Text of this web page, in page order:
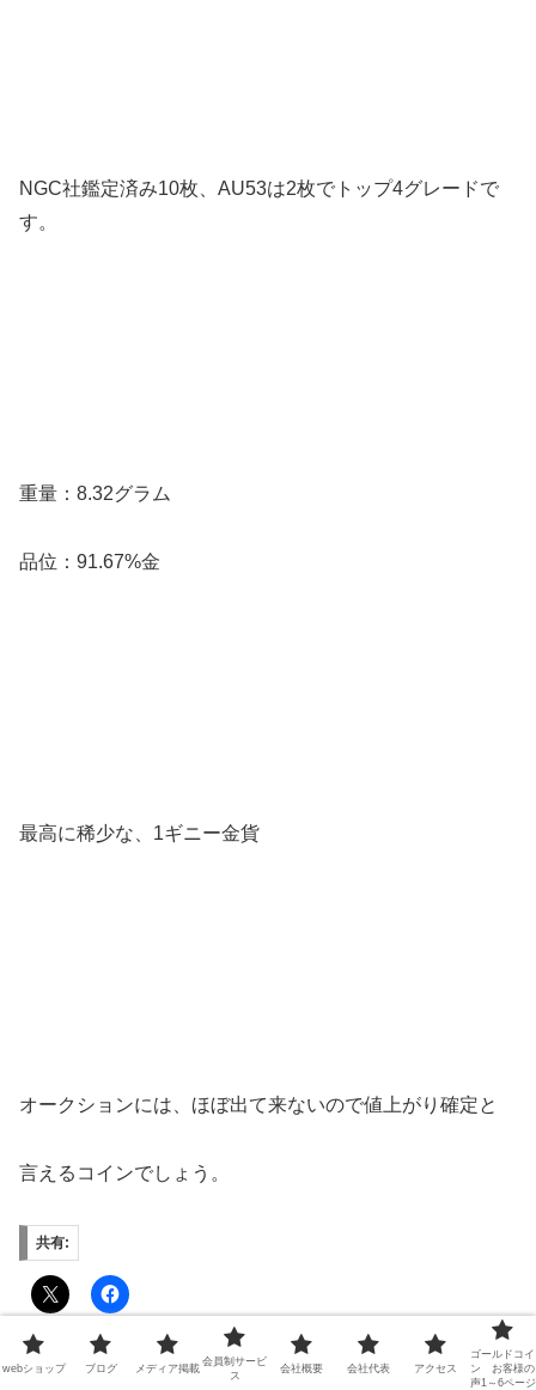
NGC社鑑定済み10枚、AU53は2枚でトップ4グレードで
す。
重量：8.32グラム
品位：91.67%金
最高に稀少な、1ギニー金貨
オークションには、ほぼ出て来ないので値上がり確定と
言えるコインでしょう。
共有:
webショップ ブログ メディア掲載
会員制サービ
ス
会社概要 会社代表 アクセス
ゴールドコイ
ン お客様の
声1～6ページ